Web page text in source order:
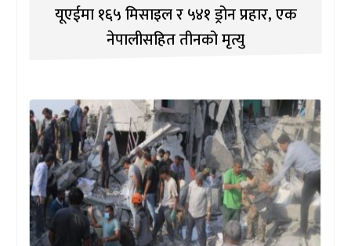
यूएईमा १६५ मिसाइल र ५४१ ड्रोन प्रहार, एक
नेपालीसहित तीनको मृत्यु